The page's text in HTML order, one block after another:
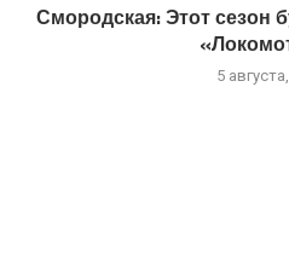
Смородская: Этот сезон
5